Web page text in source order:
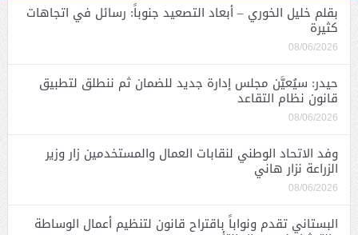
بقلم خليل الخوري – أبعاد التصعيد جنوباً: رسائل في اتجاهات
كثيرة
08/06/2026
حيدر: سيُعيَّن مجلس إدارة جديد للضمان ثم ننطلق لتطبيق
قانون نظام التقاعد
08/06/2026
وفد الاتحاد الوطني لنقابات العمال والمستخدمين زار وزير
الزراعة نزار هاني
08/06/2026
البستاني تقدم ونواباً باقتراح قانون لتنظيم أعمال الوساطة